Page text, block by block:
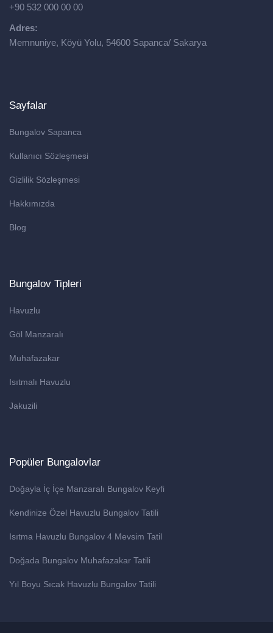
+90 532 000 00 00
Adres:
Memnuniye, Köyü Yolu, 54600 Sapanca/ Sakarya
Sayfalar
Bungalov Sapanca
Kullanıcı Sözleşmesi
Gizlilik Sözleşmesi
Hakkımızda
Blog
Bungalov Tipleri
Havuzlu
Göl Manzaralı
Muhafazakar
Isıtmalı Havuzlu
Jakuzili
Popüler Bungalovlar
Doğayla İç İçe Manzaralı Bungalov Keyfi
Kendinize Özel Havuzlu Bungalov Tatili
Isıtma Havuzlu Bungalov 4 Mevsim Tatil
Doğada Bungalov Muhafazakar Tatili
Yıl Boyu Sıcak Havuzlu Bungalov Tatili